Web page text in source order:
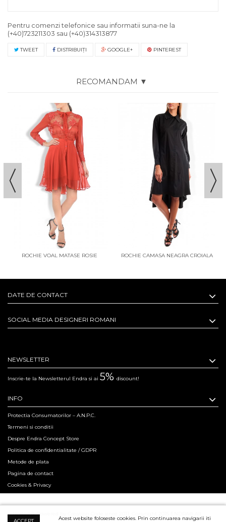
Pentru comenzi telefonice sau informatii suna-ne la
(+40)723211303 sau (+40)314313877
TWEET DISTRIBUIŢI GOOGLE+ PINTEREST
RECOMANDAM ▼
ROCHIE VOAL MATASE ROSIE
ROCHIE CAMASA NEAGRA CROIALA
DATE DE CONTACT
SOCIAL MEDIA DESIGNERI ROMANI
NEWSLETTER
Inscrie-te la Newsletterul Endra si ai 5% discount!
INFO
Protectia Consumatorilor – A.N.P.C.
Termeni si conditii
Despre Endra Concept Store
Politica de confidentialitate / GDPR
Metode de plata
Pagina de contact
Cookies & Privacy
Hosted & Powered by Creation Code since 2011. Copyright 2015 ENDRA® All
Acest website foloseste cookies. Prin continuarea navigarii iti